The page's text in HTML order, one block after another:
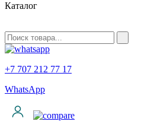
Каталог
+7 707 212 77 17
WhatsApp